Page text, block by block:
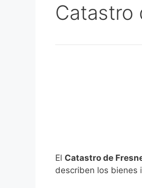
Catastro
El Catastro de
describen los bienes